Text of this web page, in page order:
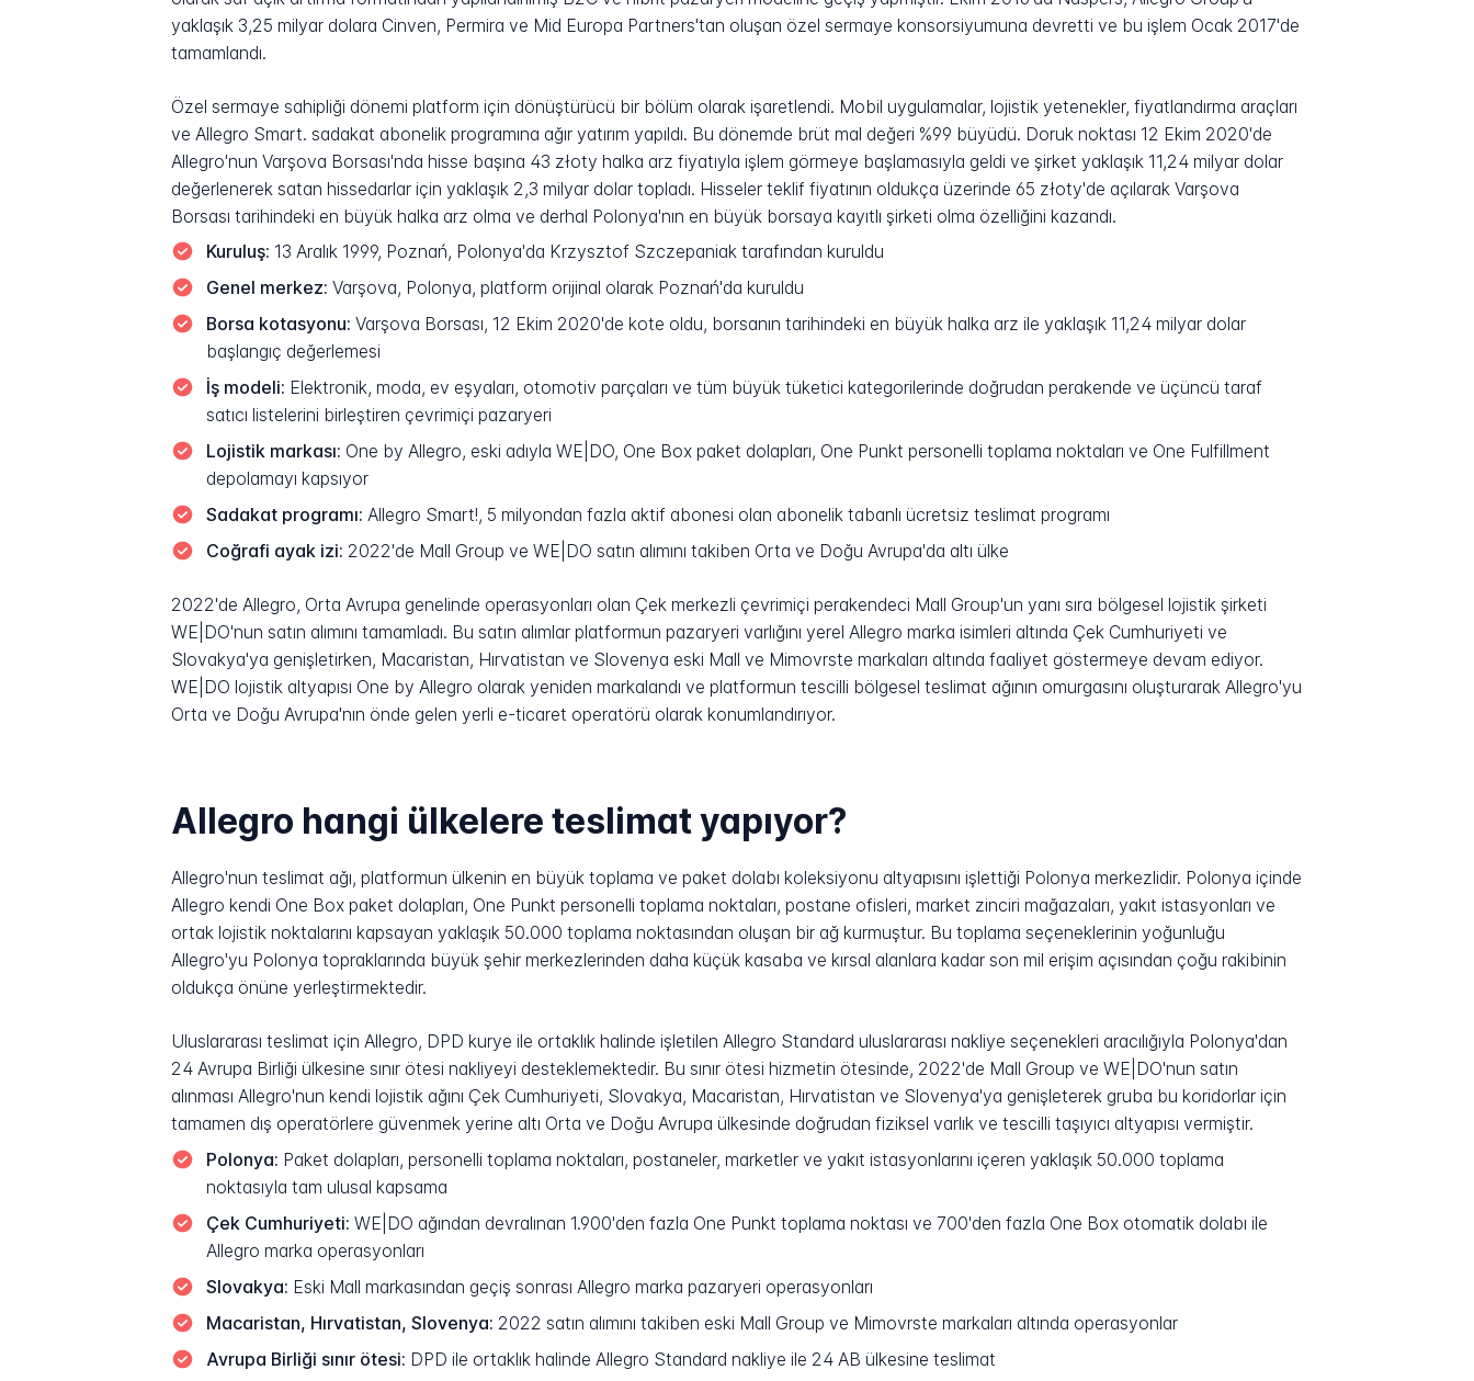
yaklaşık 3,25 milyar dolara Cinven, Permira ve Mid Europa Partners'tan oluşan özel sermaye konsorsiyumuna devretti ve bu işlem Ocak 2017'de
tamamlandı.
Özel sermaye sahipliği dönemi platform için dönüştürücü bir bölüm olarak işaretlendi. Mobil uygulamalar, lojistik yetenekler, fiyatlandırma araçları
ve Allegro Smart. sadakat abonelik programına ağır yatırım yapıldı. Bu dönemde brüt mal değeri %99 büyüdü. Doruk noktası 12 Ekim 2020'de
Allegro'nun Varşova Borsası'nda hisse başına 43 złoty halka arz fiyatıyla işlem görmeye başlamasıyla geldi ve şirket yaklaşık 11,24 milyar dolar
değerlenerek satan hissedarlar için yaklaşık 2,3 milyar dolar topladı. Hisseler teklif fiyatının oldukça üzerinde 65 złoty'de açılarak Varşova
Borsası tarihindeki en büyük halka arz olma ve derhal Polonya'nın en büyük borsaya kayıtlı şirketi olma özelliğini kazandı.
Kuruluş: 13 Aralık 1999, Poznań, Polonya'da Krzysztof Szczepaniak tarafından kuruldu
Genel merkez: Varşova, Polonya, platform orijinal olarak Poznań'da kuruldu
Borsa kotasyonu: Varşova Borsası, 12 Ekim 2020'de kote oldu, borsanın tarihindeki en büyük halka arz ile yaklaşık 11,24 milyar dolar
başlangıç değerlemesi
İş modeli: Elektronik, moda, ev eşyaları, otomotiv parçaları ve tüm büyük tüketici kategorilerinde doğrudan perakende ve üçüncü taraf
satıcı listelerini birleştiren çevrimiçi pazaryeri
Lojistik markası: One by Allegro, eski adıyla WE|DO, One Box paket dolapları, One Punkt personelli toplama noktaları ve One Fulfillment
depolamayı kapsıyor
Sadakat programı: Allegro Smart!, 5 milyondan fazla aktif abonesi olan abonelik tabanlı ücretsiz teslimat programı
Coğrafi ayak izi: 2022'de Mall Group ve WE|DO satın alımını takiben Orta ve Doğu Avrupa'da altı ülke
2022'de Allegro, Orta Avrupa genelinde operasyonları olan Çek merkezli çevrimiçi perakendeci Mall Group'un yanı sıra bölgesel lojistik şirketi
WE|DO'nun satın alımını tamamladı. Bu satın alımlar platformun pazaryeri varlığını yerel Allegro marka isimleri altında Çek Cumhuriyeti ve
Slovakya'ya genişletirken, Macaristan, Hırvatistan ve Slovenya eski Mall ve Mimovrste markaları altında faaliyet göstermeye devam ediyor.
WE|DO lojistik altyapısı One by Allegro olarak yeniden markalandı ve platformun tescilli bölgesel teslimat ağının omurgasını oluşturarak Allegro'yu
Orta ve Doğu Avrupa'nın önde gelen yerli e-ticaret operatörü olarak konumlandırıyor.
Allegro hangi ülkelere teslimat yapıyor?
Allegro'nun teslimat ağı, platformun ülkenin en büyük toplama ve paket dolabı koleksiyonu altyapısını işlettiği Polonya merkezlidir. Polonya içinde
Allegro kendi One Box paket dolapları, One Punkt personelli toplama noktaları, postane ofisleri, market zinciri mağazaları, yakıt istasyonları ve
ortak lojistik noktalarını kapsayan yaklaşık 50.000 toplama noktasından oluşan bir ağ kurmuştur. Bu toplama seçeneklerinin yoğunluğu
Allegro'yu Polonya topraklarında büyük şehir merkezlerinden daha küçük kasaba ve kırsal alanlara kadar son mil erişim açısından çoğu rakibinin
oldukça önüne yerleştirmektedir.
Uluslararası teslimat için Allegro, DPD kurye ile ortaklık halinde işletilen Allegro Standard uluslararası nakliye seçenekleri aracılığıyla Polonya'dan
24 Avrupa Birliği ülkesine sınır ötesi nakliyeyi desteklemektedir. Bu sınır ötesi hizmetin ötesinde, 2022'de Mall Group ve WE|DO'nun satın
alınması Allegro'nun kendi lojistik ağını Çek Cumhuriyeti, Slovakya, Macaristan, Hırvatistan ve Slovenya'ya genişleterek gruba bu koridorlar için
tamamen dış operatörlere güvenmek yerine altı Orta ve Doğu Avrupa ülkesinde doğrudan fiziksel varlık ve tescilli taşıyıcı altyapısı vermiştir.
Polonya: Paket dolapları, personelli toplama noktaları, postaneler, marketler ve yakıt istasyonlarını içeren yaklaşık 50.000 toplama
noktasıyla tam ulusal kapsama
Çek Cumhuriyeti: WE|DO ağından devralınan 1.900'den fazla One Punkt toplama noktası ve 700'den fazla One Box otomatik dolabı ile
Allegro marka operasyonları
Slovakya: Eski Mall markasından geçiş sonrası Allegro marka pazaryeri operasyonları
Macaristan, Hırvatistan, Slovenya: 2022 satın alımını takiben eski Mall Group ve Mimovrste markaları altında operasyonlar
Avrupa Birliği sınır ötesi: DPD ile ortaklık halinde Allegro Standard nakliye ile 24 AB ülkesine teslimat